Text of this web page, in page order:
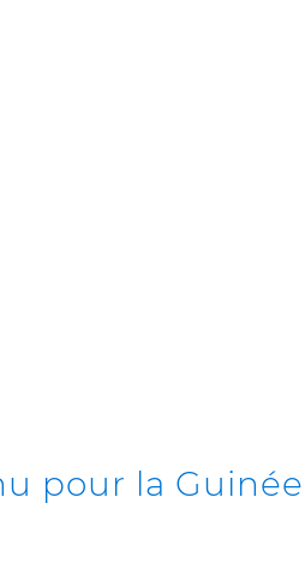
pour la Guinée